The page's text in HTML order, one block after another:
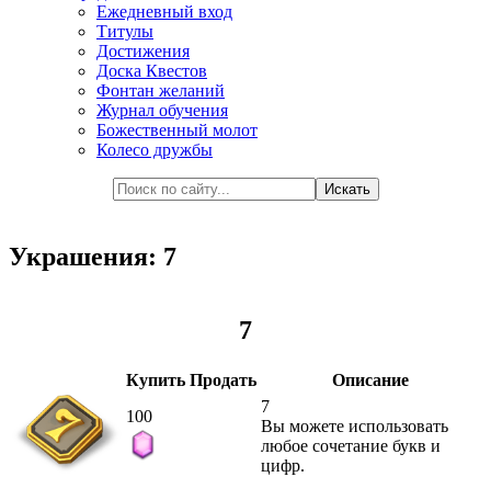
Ежедневный вход
Титулы
Достижения
Доска Квестов
Фонтан желаний
Журнал обучения
Божественный молот
Колесо дружбы
Украшения: 7
7
Купить Продать
Описание
100
7
Вы можете использовать
любое сочетание букв и
цифр.